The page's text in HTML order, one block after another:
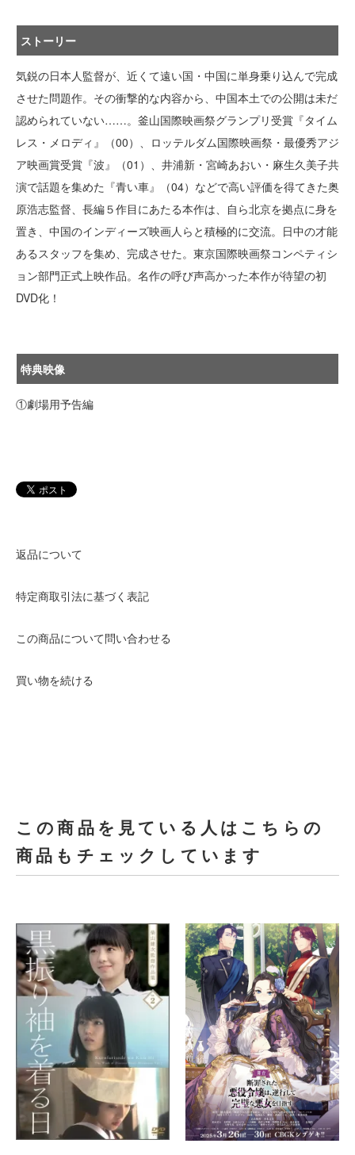
ストーリー
気鋭の日本人監督が、近くて遠い国・中国に単身乗り込んで完成
させた問題作。その衝撃的な内容から、中国本土での公開は未だ
認められていない……。釜山国際映画祭グランプリ受賞『タイム
レス・メロディ』（00）、ロッテルダム国際映画祭・最優秀アジ
ア映画賞受賞『波』（01）、井浦新・宮崎あおい・麻生久美子共
演で話題を集めた『青い車』（04）などで高い評価を得てきた奥
原浩志監督、長編５作目にあたる本作は、自ら北京を拠点に身を
置き、中国のインディーズ映画人らと積極的に交流。日中の才能
あるスタッフを集め、完成させた。東京国際映画祭コンペティシ
ョン部門正式上映作品。名作の呼び声高かった本作が待望の初
DVD化！
特典映像
①劇場用予告編
返品について
特定商取引法に基づく表記
この商品について問い合わせる
買い物を続ける
この商品を見ている人はこちらの
商品もチェックしています